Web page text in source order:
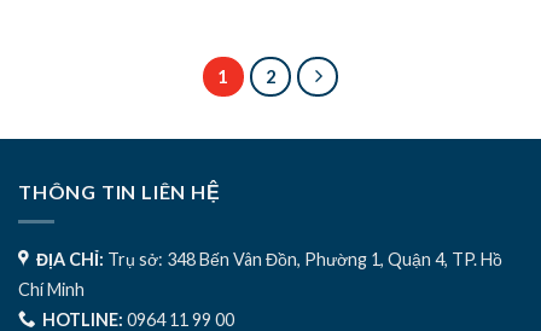
1 2
THÔNG TIN LIÊN HỆ
ĐỊA CHỈ: Trụ sở: 348 Bến Vân Đồn, Phường 1, Quận 4, TP. Hồ
Chí Minh
HOTLINE: 0964 11 99 00